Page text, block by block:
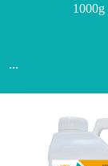
1000g
...
【通用名称】脲
氮肥【产品形态